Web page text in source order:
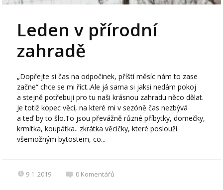
Leden v přírodní
zahradě
„Dopřejte si čas na odpočinek, příští měsíc nám to zase
začne“ chce se mi říct..Ale já sama si jaksi nedám pokoj
a stejně potřebuji pro tu naši krásnou zahradu něco dělat.
Je totiž kopec věcí, na které mi v sezóně čas nezbývá
a teď by to šlo.To jsou převážně různé příbytky, domečky,
krmítka, koupátka.. zkrátka věcičky, které poslouží
všemožným bytostem, co...
9.1. 2019 0 Komentářů